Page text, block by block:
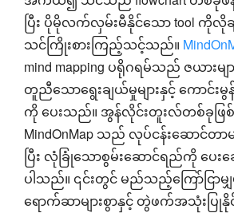
ပြီး ပိုမိုလက်လှမ်းမီနိုင်သော tool ကိုလိုခ
သင်ကြိုးစားကြည့်သင့်သည်။
mind mapping ပရိုဂရမ်သည် ဇယားမ
တူညီသောရွေးချယ်မှုများနှင့် ကောင်းမွန်
ကို ပေးသည်။ အွန်လိုင်းတူးလ်တစ်ခုဖြ
MindOnMap သည် လုပ်ငန်းဆောင်တာမ
ပြီး လုံခြုံသောစွမ်းဆောင်ရည်ကို ပေ
ပါသည်။ ၎င်းတွင် မည်သည့်ကြော်ငြာမ
ရောက်ဆာများစွာနှင့် တွဲဖက်အသုံးပြု